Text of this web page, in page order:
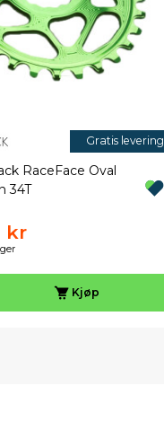
Gratis levering
RaceFace Oval
34T
kr
Kjøp